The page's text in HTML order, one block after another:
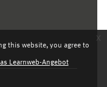
this website, you agree to
Learnweb-Angebot
x